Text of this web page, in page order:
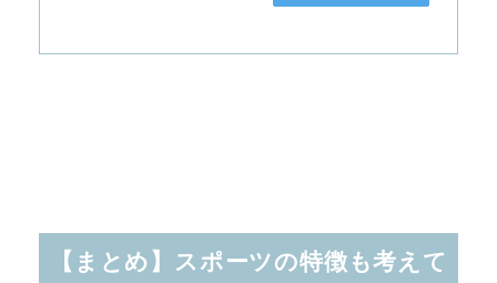
【まとめ】スポーツの特徴も考えて